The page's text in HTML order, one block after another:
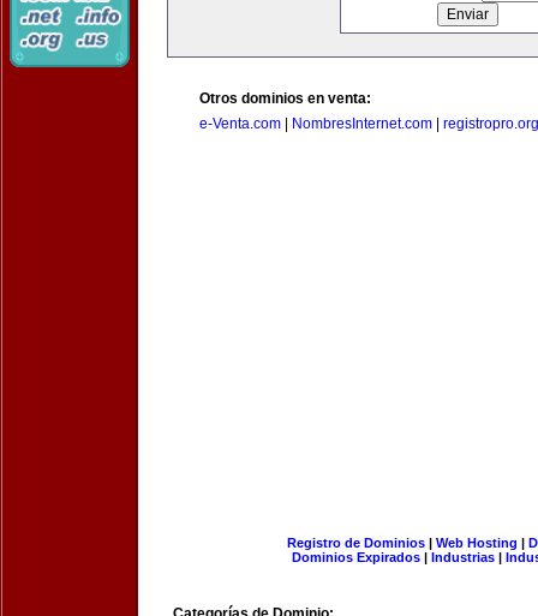
Otros dominios en venta:
e-Venta.com
NombresInternet.com registropro.org
Registro de Dominios| Web Hosting |
Dominios Expirados | Industrias |